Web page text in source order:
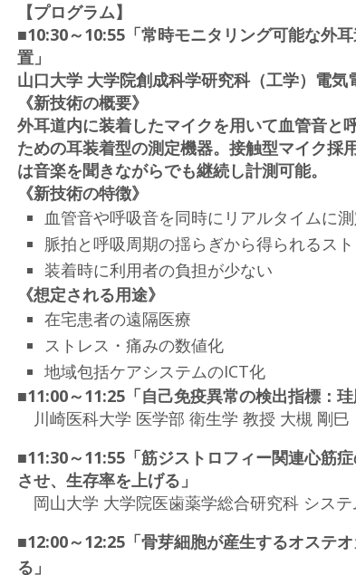
【プログラム】
■10:30～10:55「常時モニタリング可能な外
置」
山口大学 大学院創成科学研究科（工学）電
《新技術の概要》
外耳道内に装着したマイクを用いて血管音と
ための耳装着型の測定機器。接触型マイク採
は音楽を聞きながらでも継続し計測可能。
《新技術の特徴》
血管音や呼吸音を同時にリアルタイムに
脈拍と呼吸周期の揺らぎから得られるス
装着時に利用者の負担が少ない
《想定される用途》
在宅患者の遠隔医療
ストレス・痛みの数値化
地域包括ケアシステムのICT化
■11:00～11:25「自己免疫異常の検出指標：珪
川崎医科大学 医学部 衛生学 教授 大槻 剛巳
■11:30～11:55「筋ジストロフィー関連心筋
させ、生存率を上げる」
岡山大学 大学院医歯薬学総合研究科 シス
■12:00～12:25「骨芽細胞が産生するオステ
る」